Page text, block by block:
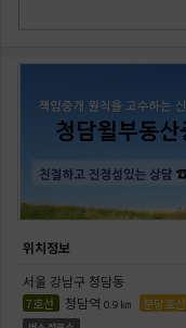
위치정보
서울 강남구 청담동
7호선 청담역 0.9 ㎞ 분당호선